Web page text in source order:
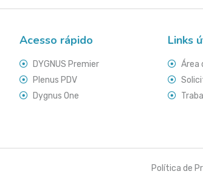
Acesso rápido
DYGNUS Premier
Plenus PDV
Dygnus One
Links
Área
Política de